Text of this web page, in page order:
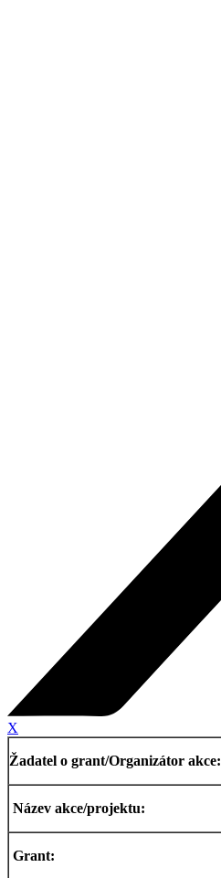
X
Žadatel o grant/Organizátor akce:
Název akce/projektu:
Grant: